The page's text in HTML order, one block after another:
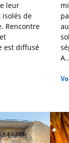
leur
isolés de
Rencontre
est diffusé